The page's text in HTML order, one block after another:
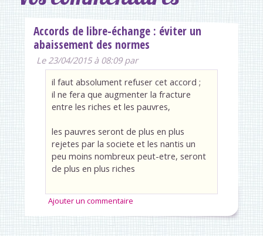
Accords de libre-échange : éviter un
abaissement des normes
Le 23/04/2015 à 08:09 par
il faut absolument refuser cet accord ;
il ne fera que augmenter la fracture
entre les riches et les pauvres,
les pauvres seront de plus en plus
rejetes par la societe et les nantis un
peu moins nombreux peut-etre, seront
de plus en plus riches
Ajouter un commentaire